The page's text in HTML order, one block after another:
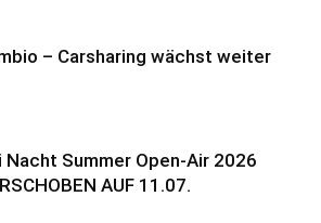
– Carsharing wächst weiter
Nacht Summer Open-Air 2026
AUF 11.07.